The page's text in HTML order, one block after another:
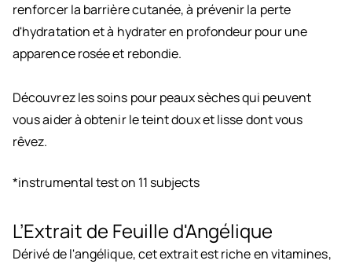
renforcer la barrière cutanée, à prévenir la perte
d'hydratation et à hydrater en profondeur pour une
apparence rosée et rebondie.
Découvrez les soins pour peaux sèches qui peuvent
vous aider à obtenir le teint doux et lisse dont vous
rêvez.
*instrumental test on 11 subjects
L’Extrait de Feuille d'Angélique
Dérivé de l'angélique, cet extrait est riche en vitamines,